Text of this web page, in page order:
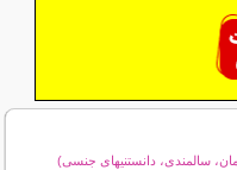
سالمندی، دانستنیهای جنسی)